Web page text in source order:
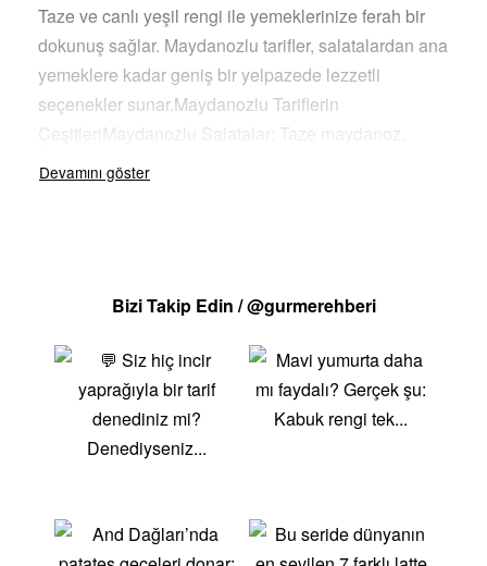
Taze ve canlı yeşil rengi ile yemeklerinize ferah bir
dokunuş sağlar. Maydanozlu tarifler, salatalardan ana
yemeklere kadar geniş bir yelpazede lezzetli
seçenekler sunar.Maydanozlu Tariflerin
ÇeşitleriMaydanozlu Salatalar: Taze maydanoz,
sebzeler ve limon suyu ile hazırlanan salatalar, hafif
hazırlanan köfteler, lezzetli bir ana yemek
hafif öğünlerde tercih edilebilecek, taze maydanozla
zenginleştirilmiş omletler, protein ve vitamin
açısından zengindir.Maydanozlu Pilav: Pilavın içine
eklenen taze maydanoz, yemeğe ekstra aroma ve
tavuk çorbalarına eklenen maydanoz, çorbanın
lezzetini artırır ve besleyiciliğini artırır.Maydanozlu
Bizi Takip Edin / @gurmerehberi